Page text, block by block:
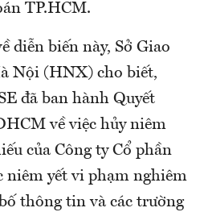
TP.HCM.
diễn biến này, Sở Giao
Nội (HNX) cho biết,
đã ban hành Quyết
về việc hủy niêm
của Công ty Cổ phần
niêm yết vi phạm nghiêm
thông tin và các trường